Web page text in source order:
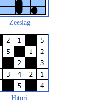
Zeeslag
Hitori